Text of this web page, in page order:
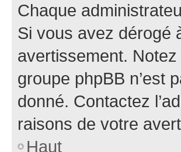
Chaque
Si vous avez dérogé
avertissement. Notez
groupe phpBB n’est
donné. Contactez
raisons de votre
Haut